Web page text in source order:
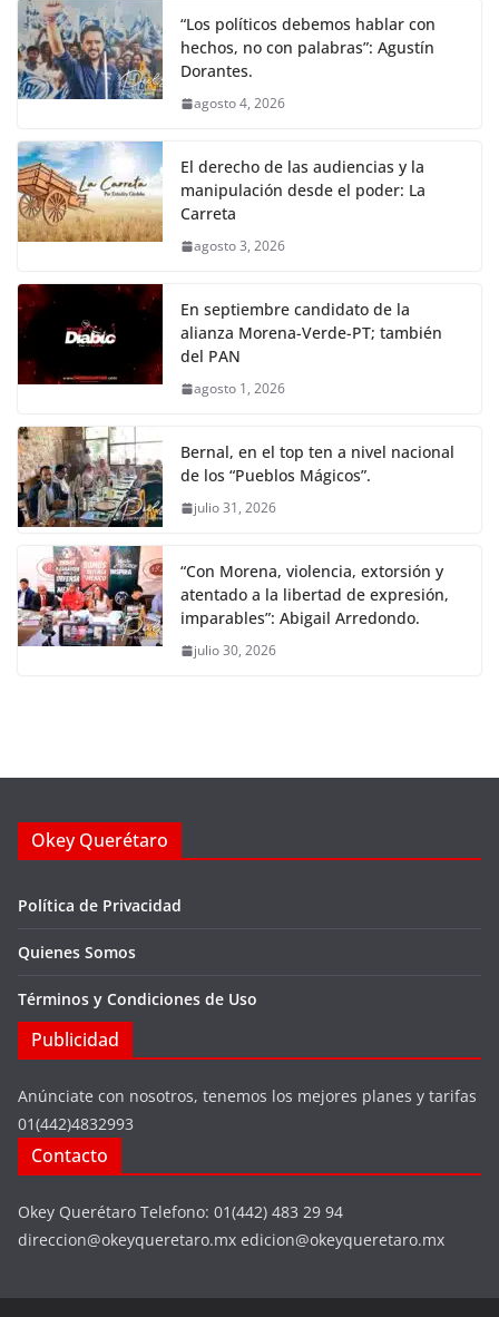
“Los políticos debemos hablar con
hechos, no con palabras”: Agustín
Dorantes.
agosto 4, 2026
El derecho de las audiencias y la
manipulación desde el poder: La
Carreta
agosto 3, 2026
En septiembre candidato de la
alianza Morena-Verde-PT; también
del PAN
agosto 1, 2026
Bernal, en el top ten a nivel nacional
de los “Pueblos Mágicos”.
julio 31, 2026
“Con Morena, violencia, extorsión y
atentado a la libertad de expresión,
imparables”: Abigail Arredondo.
julio 30, 2026
Okey Querétaro
Política de Privacidad
Quienes Somos
Términos y Condiciones de Uso
Publicidad
Anúnciate con nosotros, tenemos los mejores planes y tarifas
01(442)4832993
Contacto
Okey Querétaro Telefono: 01(442) 483 29 94
direccion@okeyqueretaro.mx edicion@okeyqueretaro.mx